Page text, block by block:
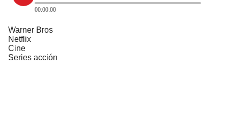
00:00:00
Warner Bros
Netflix
Cine
Series acción